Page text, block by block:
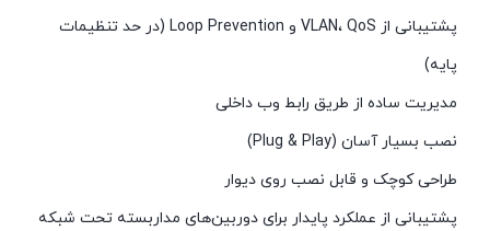
پشتیبانی از VLAN، QoS و Loop Prevention (در حد تنظیمات
پایه)
مدیریت ساده از طریق رابط وب داخلی
نصب بسیار آسان (Plug & Play)
طراحی کوچک و قابل نصب روی دیوار
پشتیبانی از عملکرد پایدار برای دوربین‌های مداربسته تحت شبکه